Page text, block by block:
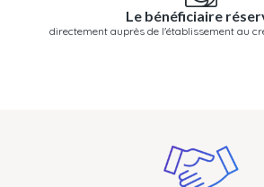
Le bénéficiaire
directement auprès de l'établissement au